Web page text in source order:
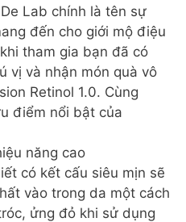
Lab chính là tên sự
đến cho giới mộ điệu
tham gia bạn đã có
vị và nhận món quà vô
Retinol 1.0. Cùng
điểm nổi bật của
năng cao
có kết cấu siêu mịn sẽ
vào trong da một cách
ửng đỏ khi sử dụng